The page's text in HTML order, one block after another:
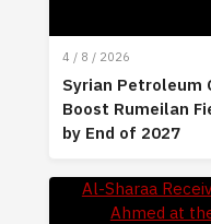
4 / 8 / 2026
Syrian Petroleum
Boost Rumeilan
by End of 2027